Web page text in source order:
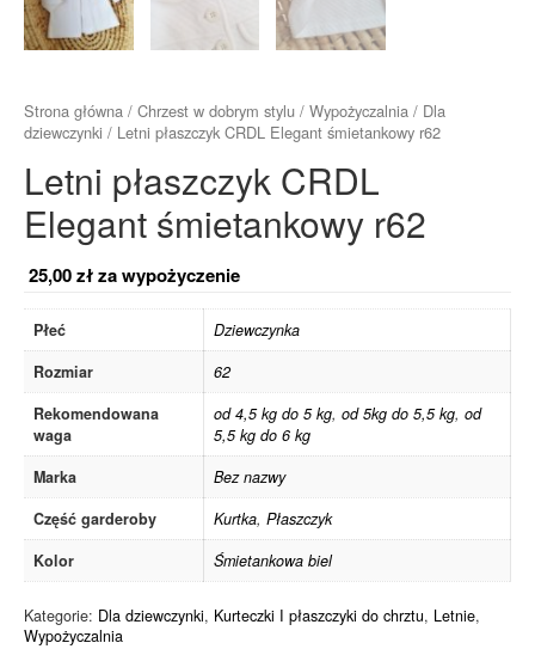
Strona główna / Chrzest w dobrym stylu / Wypożyczalnia / Dla
dziewczynki / Letni płaszczyk CRDL Elegant śmietankowy r62
Letni płaszczyk CRDL
Elegant śmietankowy r62
25,00złza wypożyczenie
Płeć
Dziewczynka
Rozmiar
62
Rekomendowana
waga
od 4,5 kg do 5 kg, od 5kg do 5,5 kg, od
5,5 kg do 6 kg
Marka
Bez nazwy
Część garderoby
Kurtka, Płaszczyk
Kolor
Śmietankowa biel
Kategorie: Dla dziewczynki, Kurteczki I płaszczyki do chrztu, Letnie,
Wypożyczalnia